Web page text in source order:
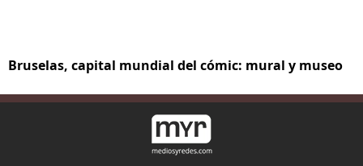
Bruselas, capital mundial del cómic: mural y museo